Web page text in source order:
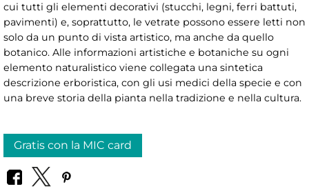
cui tutti gli elementi decorativi (stucchi, legni, ferri battuti,
pavimenti) e, soprattutto, le vetrate possono essere letti non
solo da un punto di vista artistico, ma anche da quello
botanico. Alle informazioni artistiche e botaniche su ogni
elemento naturalistico viene collegata una sintetica
descrizione erboristica, con gli usi medici della specie e con
una breve storia della pianta nella tradizione e nella cultura.
Gratis con la MIC card